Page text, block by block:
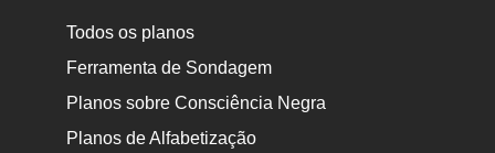
Todos os planos
Ferramenta de Sondagem
Planos sobre Consciência Negra
Planos de Alfabetização